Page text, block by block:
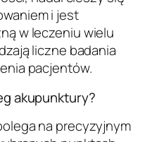
i jest
w leczeniu wielu
liczne badania
pacjentów.
akupunktury?
na precyzyjnym